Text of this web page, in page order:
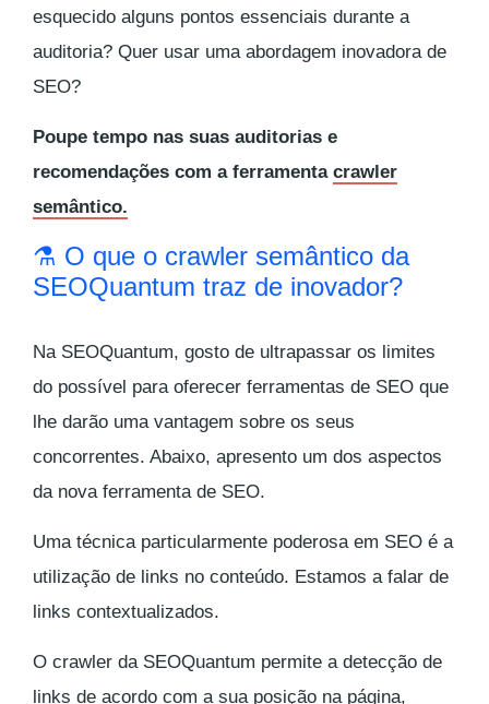
esquecido alguns pontos essenciais durante a
auditoria? Quer usar uma abordagem inovadora de
SEO?
Poupe tempo nas suas auditorias e
recomendações com a ferramenta crawler
semântico.
⚗️ O que o crawler semântico da
SEOQuantum traz de inovador?
Na SEOQuantum, gosto de ultrapassar os limites
do possível para oferecer ferramentas de SEO que
lhe darão uma vantagem sobre os seus
concorrentes. Abaixo, apresento um dos aspectos
da nova ferramenta de SEO.
Uma técnica particularmente poderosa em SEO é a
utilização de links no conteúdo. Estamos a falar de
links contextualizados.
O crawler da SEOQuantum permite a detecção de
links de acordo com a sua posição na página,